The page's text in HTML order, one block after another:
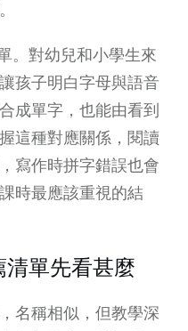
。對幼兒和小學生來
孩子明白字母與語音
成單字，也能由看到
這種對應關係，閱讀
寫作時拼字錯誤也會
時最應該重視的結
清單先看甚麼
名稱相似，但教學深